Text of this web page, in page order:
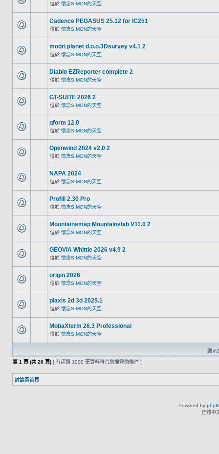
位於 懷念SIMON的天空
Cadence PEGASUS 25.12 for IC251
位於 懷念SIMON的天空
modri planet d.o.o.3Dsurvey v4.1 2
位於 懷念SIMON的天空
Diablo EZReporter complete 2
位於 懷念SIMON的天空
GT-SUITE 2026 2
位於 懷念SIMON的天空
qform 12.0
位於 懷念SIMON的天空
Openwind 2024 v2.0 2
位於 懷念SIMON的天空
NAPA 2024
位於 懷念SIMON的天空
Profili 2.30 Pro
位於 懷念SIMON的天空
Mountainsmap Mountainslab V11.0 2
位於 懷念SIMON的天空
GEOVIA Whittle 2026 v4.9 2
位於 懷念SIMON的天空
origin 2026
位於 懷念SIMON的天空
plaxis 2d 3d 2025.1
位於 懷念SIMON的天空
MobaXterm 26.3 Professional
位於 懷念SIMON的天空
顯示
第 1 頁 (共 20 頁) [ 有超過 1000 筆資料符合您搜尋的條件 ]
討論區首頁
Powered by
正體中